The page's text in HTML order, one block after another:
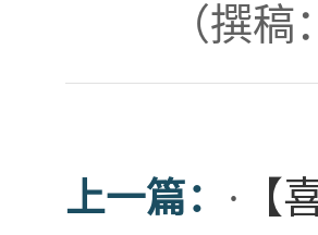
（撰
上一篇： · 【